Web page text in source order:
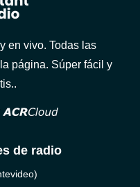
en vivo. Todas las
página. Súper fácil y
de radio